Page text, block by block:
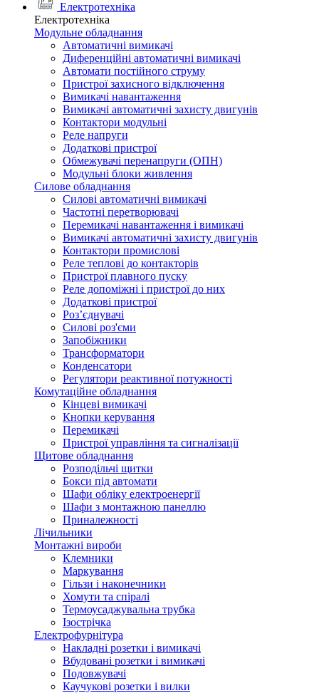
Електротехніка
Електротехніка
Модульне обладнання
Автоматичні вимикачі
Диференційні автоматичні вимикачі
Автомати постійного струму
Пристрої захисного відключення
Вимикачі навантаження
Вимикачі автоматичні захисту двигунів
Контактори модульні
Реле напруги
Додаткові пристрої
Обмежувачі перенапруги (ОПН)
Модульні блоки живлення
Силове обладнання
Силові автоматичні вимикачі
Частотні перетворювачі
Перемикачі навантаження і вимикачі
Вимикачі автоматичні захисту двигунів
Контактори промислові
Реле теплові до контакторів
Пристрої плавного пуску
Реле допоміжні і пристрої до них
Додаткові пристрої
Роз’єднувачі
Силові роз'єми
Запобіжники
Трансформатори
Конденсатори
Регулятори реактивної потужності
Комутаційне обладнання
Кінцеві вимикачі
Кнопки керування
Перемикачі
Пристрої управління та сигналізації
Щитове обладнання
Розподільчі щитки
Бокси під автомати
Шафи обліку електроенергії
Шафи з монтажною панеллю
Приналежності
Лічильники
Монтажні вироби
Клемники
Маркування
Гільзи і наконечники
Хомути та спіралі
Термоусаджувальна трубка
Ізострічка
Електрофурнітура
Накладні розетки і вимикачі
Вбудовані розетки і вимикачі
Подовжувачі
Каучукові розетки і вилки